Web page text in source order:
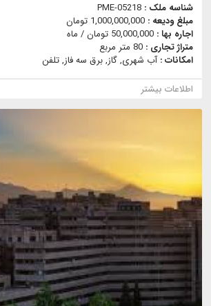
شناسه ملک : PME-05218
مبلغ ودیعه : 1,000,000,000 تومان
اجاره بها : 50,000,000 تومان / ماه
متراژ تجاری : 80 متر مربع
امکانات :آب شهری, گاز, برق سه فاز, تلفن
اطلاعات بیشتر